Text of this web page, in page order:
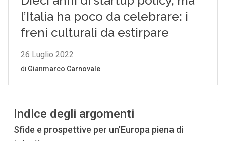
Indice degli argomenti
Sfide e prospettive per un’Europa piena di